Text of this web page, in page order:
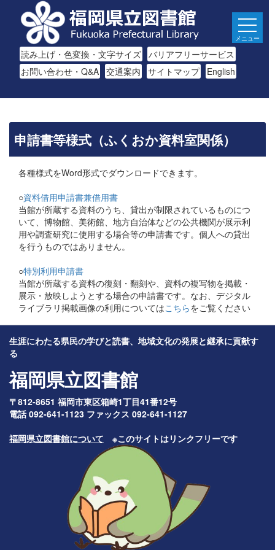
読み上げ・色変換・文字サイズ バリアフリーサービス
お問い合わせ・Q&A 交通案内 サイトマップ English
メニュー
申請書等様式（ふくおか資料室関係）
各種様式をWord形式でダウンロードできます。
○資料借用申請書兼借用書
当館が所蔵する資料のうち、貸出が制限されているものにつ
いて、博物館、美術館、地方自治体などの公共機関が展示利
用や調査研究に使用する場合等の申請書です。個人への貸出
を行うものではありません。
○特別利用申請書
当館が所蔵する資料の復刻・翻刻や、資料の複写物を掲載・
展示・放映しようとする場合の申請書です。なお、デジタル
ライブラリ掲載画像の利用についてはこちらをご覧ください
生涯にわたる県民の学びと読書、地域文化の発展と継承に貢献す
る
福岡県立図書館
〒812-8651 福岡市東区箱崎1丁目41番12号
電話 092-641-1123 ファックス 092-641-1127
福岡県立図書館について ※このサイトはリンクフリーです